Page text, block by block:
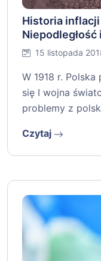
Historia inflacji
15 listopada
W 1918 r. Polska
się I wojna
problemy z
Czytaj